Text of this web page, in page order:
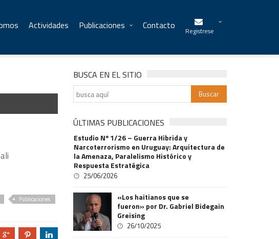
Actividades Publicaciones Contacto Registrese
Publicaciones
c d j
BUSCA EN EL SITIO
ÚLTIMAS PUBLICACIONES
Estudio Nº 1/26 – Guerra Hibrida y
Narcoterrorismo en Uruguay: Arquitectura de
la Amenaza, Paralelismo Histórico y
Respuesta Estratégica
25/06/2026
«Los haitianos que se
fueron» por Dr. Gabriel Bidegain
Greising
26/10/2025